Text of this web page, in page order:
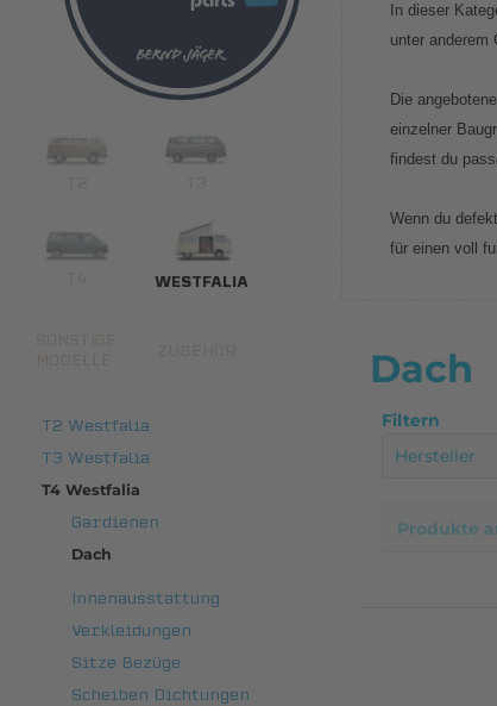
WESTFALIA
T2 Westfalia
T3 Westfalia
T4 Westfalia
Gardienen
Dach
Innenausstattung
Verkleidungen
Sitze Bezüge
Scheiben Dichtungen
In dieser
unter anderem
Die
einzelner
findest du
Wenn du
für einen voll
Dach
Filtern
Hersteller
Produkte